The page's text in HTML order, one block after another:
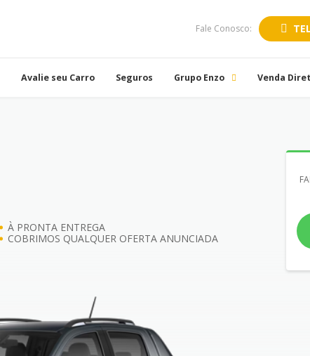
Fale Conosco:
Avalie seu Carro Seguros Grupo Enzo Venda
À PRONTA ENTREGA
COBRIMOS QUALQUER OFERTA ANUNCIADA